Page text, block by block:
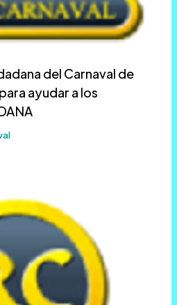
del Carnaval de
ayudar a los